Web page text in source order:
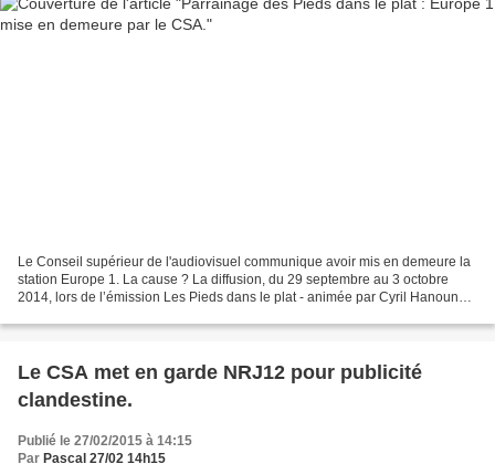
Le Conseil supérieur de l'audiovisuel communique avoir mis en demeure la
station Europe 1. La cause ? La diffusion, du 29 septembre au 3 octobre
2014, lors de l’émission Les Pieds dans le plat - animée par Cyril Hanouna
Le CSA met en garde NRJ12 pour publicité
clandestine.
Publié le 27/02/2015 à 14:15
Par Pascal 27/02 14h15